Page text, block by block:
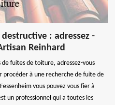
: adressez -
Reinhard
de fuites de toiture, adressez-vous
procéder à une recherche de fuite de
vous pouvez vous fier à
un professionnel qui a toutes les